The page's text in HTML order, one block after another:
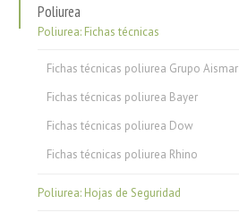
Poliurea
Poliurea: Fichas técnicas
Fichas técnicas poliurea Grupo Aismar
Fichas técnicas poliurea Bayer
Fichas técnicas poliurea Dow
Fichas técnicas poliurea Rhino
Poliurea: Hojas de Seguridad